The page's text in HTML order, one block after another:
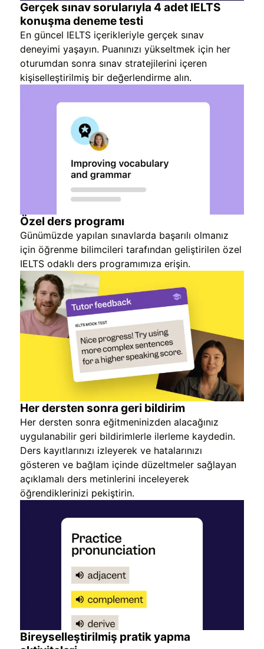
Gerçek sınav sorularıyla 4 adet IELTS
konuşma deneme testi
En güncel IELTS içerikleriyle gerçek sınav
deneyimi yaşayın. Puanınızı yükseltmek için her
oturumdan sonra sınav stratejilerini içeren
kişiselleştirilmiş bir değerlendirme alın.
Özel ders programı
Günümüzde yapılan sınavlarda başarılı olmanız
için öğrenme bilimcileri tarafından geliştirilen özel
IELTS odaklı ders programımıza erişin.
Her dersten sonra geri bildirim
Her dersten sonra eğitmeninizden alacağınız
uygulanabilir geri bildirimlerle ilerleme kaydedin.
Ders kayıtlarınızı izleyerek ve hatalarınızı
gösteren ve bağlam içinde düzeltmeler sağlayan
açıklamalı ders metinlerini inceleyerek
öğrendiklerinizi pekiştirin.
Bireyselleştirilmiş pratik yapma